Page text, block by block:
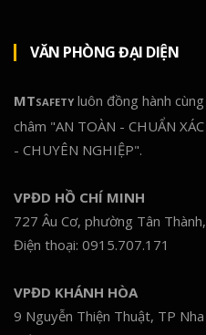
VĂN PHÒNG ĐẠI DIỆN
MTSAFETY luôn đồng hành
châm "AN TOÀN - CHUẨN
- CHUYÊN NGHIỆP".
VPĐD HỒ CHÍ MINH
727 Âu Cơ, phường Tân
Điện thoại: 0915.707.171
VPĐD KHÁNH HÒA
9 Nguyễn Thiện Thuật, TP